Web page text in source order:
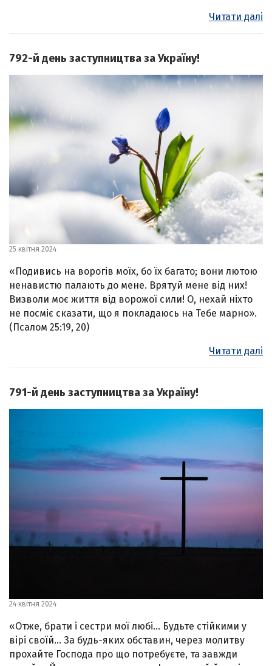
Читати далі
792-й день заступництва за Україну!
25 квітня 2024
«Подивись на ворогів моїх, бо їх багато; вони лютою
ненавистю палають до мене. Врятуй мене від них!
Визволи моє життя від ворожої сили! О, нехай ніхто
не посміє сказати, що я покладаюсь на Тебе марно».
(Псалом 25:19, 20)
Читати далі
791-й день заступництва за Україну!
24 квітня 2024
«Отже, брати і сестри мої любі… Будьте стійкими у
вірі своїй… За будь-яких обставин, через молитву
прохайте Господа про що потребуєте, та завжди